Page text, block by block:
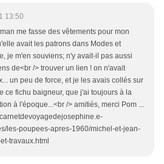
13:50
me fasse des vêtements pour mon
avait les patrons dans Modes et
je m'en souviens; n'y avait-il pas aussi
de<br /> trouver un lien ! on n'avait
un peu de force, et je les avais collés sur
ce fichu baigneur, que j'ai toujours à la
à l'époque...<br /> amitiés, merci Pom ...
les-poupees-apres-1960/michel-et-jean-
travaux.html